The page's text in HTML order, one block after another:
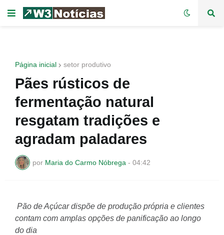
Página inicial setor produtivo
Pães rústicos de
fermentação natural
resgatam tradições e
agradam paladares
por Maria do Carmo Nóbrega - 04:42
Pão de Açúcar dispõe de produção própria e clientes
contam com amplas opções de panificação ao longo
do dia